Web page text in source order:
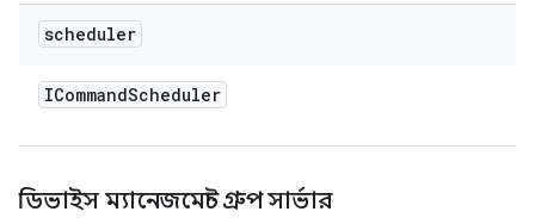
scheduler
ICommandScheduler
ডিভাইস ম্যানেজমেন্ট গ্রুপ সার্ভার